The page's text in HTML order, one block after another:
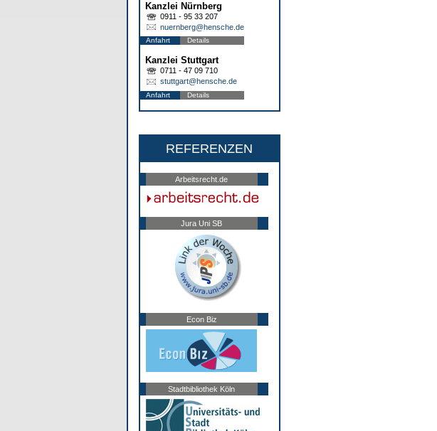
Kanzlei Nürnberg
0911 - 95 33 207
nuernberg@hensche.de
Anfahrt Details
Kanzlei Stuttgart
0711 - 47 09 710
stuttgart@hensche.de
Anfahrt Details
REFERENZEN
Arbeitsrecht.de
Jura Uni SB
Econ Biz
Stadtbibliothek Köln